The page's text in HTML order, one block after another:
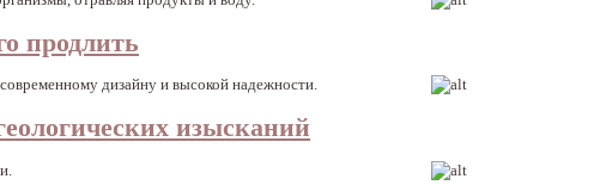
продлить
дизайну и высокой надежности.
изысканий